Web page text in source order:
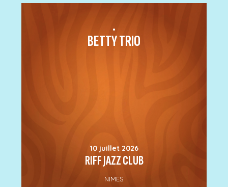
.
BETTY TRIO
10 juillet 2026
RIFF JAZZ CLUB
NIMES